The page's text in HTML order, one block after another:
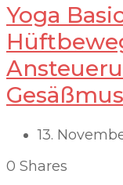
Yoga
13.
0 Shares